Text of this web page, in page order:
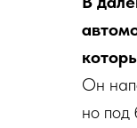
Он
но под